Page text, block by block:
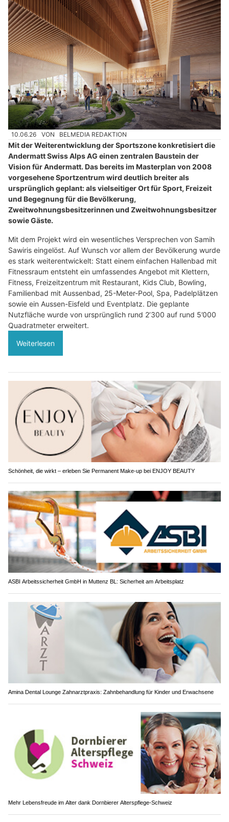
10.06.26 VON BELMEDIA REDAKTION
Mit der Weiterentwicklung der Sportszone konkretisiert die
Andermatt Swiss Alps AG einen zentralen Baustein der
Vision für Andermatt. Das bereits im Masterplan von 2008
vorgesehene Sportzentrum wird deutlich breiter als
ursprünglich geplant: als vielseitiger Ort für Sport, Freizeit
und Begegnung für die Bevölkerung,
Zweitwohnungsbesitzerinnen und Zweitwohnungsbesitzer
sowie Gäste.
Mit dem Projekt wird ein wesentliches Versprechen von Samih
Sawiris eingelöst. Auf Wunsch vor allem der Bevölkerung wurde
es stark weiterentwickelt: Statt einem einfachen Hallenbad mit
Fitnessraum entsteht ein umfassendes Angebot mit Klettern,
Fitness, Freizeitzentrum mit Restaurant, Kids Club, Bowling,
Familienbad mit Aussenbad, 25-Meter-Pool, Spa, Padelplätzen
sowie ein Aussen-Eisfeld und Eventplatz. Die geplante
Nutzfläche wurde von ursprünglich rund 2’300 auf rund 5’000
Quadratmeter erweitert.
Weiterlesen
Schönheit, die wirkt – erleben Sie Permanent Make-up bei ENJOY BEAUTY
ASBI Arbeitssicherheit GmbH in Muttenz BL: Sicherheit am Arbeitsplatz
Amina Dental Lounge Zahnarztpraxis: Zahnbehandlung für Kinder und Erwachsene
Mehr Lebensfreude im Alter dank Dornbierer Alterspflege-Schweiz